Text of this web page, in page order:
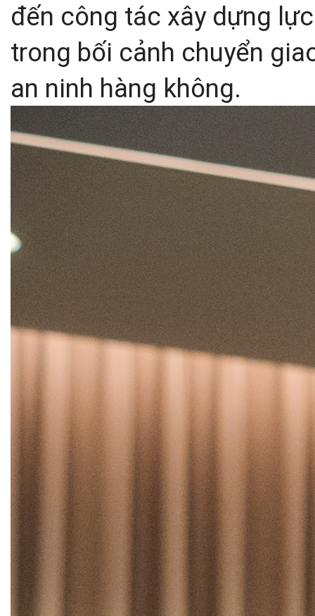
đến công tác xây dựng
trong bối cảnh chuyển
an ninh hàng không.